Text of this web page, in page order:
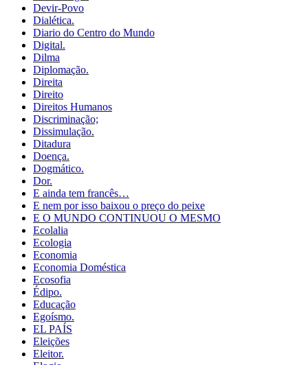
Devir-Povo
Dialética.
Diario do Centro do Mundo
Digital.
Dilma
Diplomação.
Direita
Direito
Direitos Humanos
Discriminação;
Dissimulação.
Ditadura
Doença.
Dogmático.
Dor.
E ainda tem francês…
E nem por isso baixou o preço do peixe
E O MUNDO CONTINUOU O MESMO
Ecolalia
Ecologia
Economia
Economia Doméstica
Ecosofia
Édipo.
Educação
Egoísmo.
EL PAÍS
Eleições
Eleitor.